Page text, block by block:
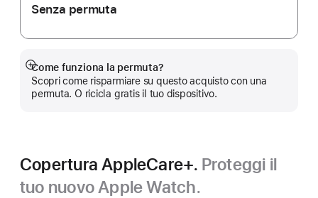
Senza permuta
Come funziona la permuta?
Scopri come risparmiare su questo acquisto con una
permuta. O ricicla gratis il tuo dispositivo.
Mostra
di
più
Copertura AppleCare+. Proteggi il
tuo nuovo Apple Watch.